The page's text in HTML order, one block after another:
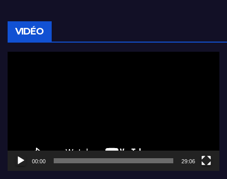
VIDÉO
00:00 29:06